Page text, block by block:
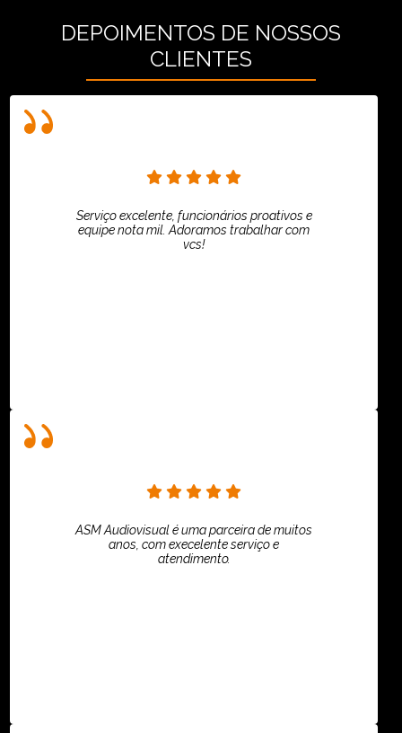
DEPOIMENTOS DE NOSSOS
CLIENTES
Serviço excelente, funcionários proativos e
equipe nota mil. Adoramos trabalhar com
vcs!
ASM Audiovisual é uma parceira de muitos
anos, com execelente serviço e
atendimento.